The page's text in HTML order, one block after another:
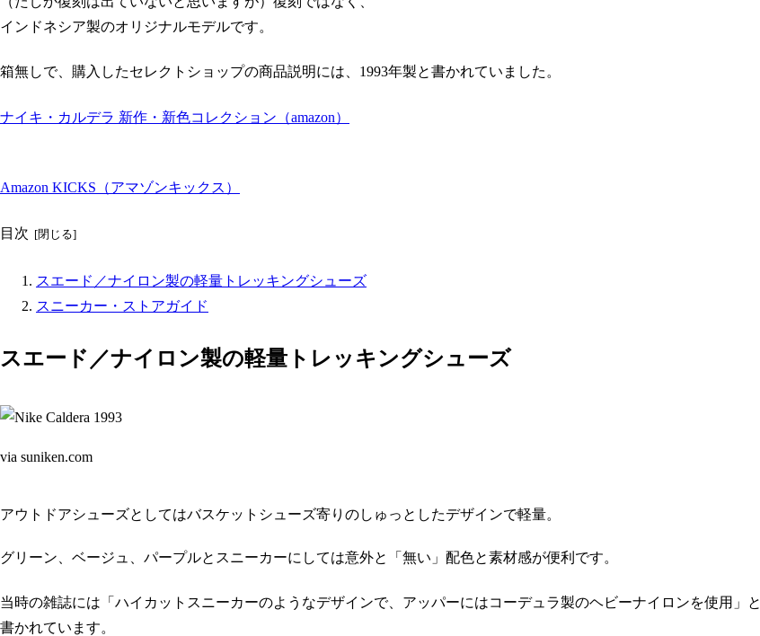
インドネシア製のオリジナルモデルです。
箱無しで、購入したセレクトショップの商品説明には、1993年製と書かれていました。
ナイキ・カルデラ 新作・新色コレクション（amazon）
Amazon KICKS（アマゾンキックス）
目次
スエード／ナイロン製の軽量トレッキングシューズ
スニーカー・ストアガイド
スエード／ナイロン製の軽量トレッキングシューズ
via suniken.com
アウトドアシューズとしてはバスケットシューズ寄りのしゅっとしたデザインで軽量。
グリーン、ベージュ、パープルとスニーカーにしては意外と「無い」配色と素材感が便利です。
当時の雑誌には「ハイカットスニーカーのようなデザインで、アッパーにはコーデュラ製のヘビーナイロンを使用」と
書かれています。